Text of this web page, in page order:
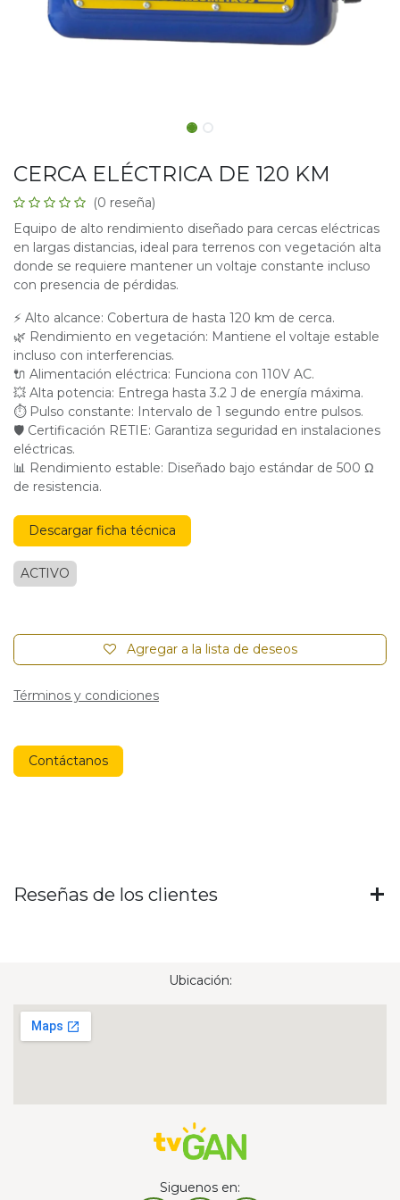
CERCA ELÉCTRICA DE 120 KM
(0 reseña)
Equipo de alto rendimiento diseñado para cercas eléctricas
en largas distancias, ideal para terrenos con vegetación alta
donde se requiere mantener un voltaje constante incluso
con presencia de pérdidas.
⚡ Alto alcance: Cobertura de hasta 120 km de cerca.
🌿 Rendimiento en vegetación: Mantiene el voltaje estable
incluso con interferencias.
🔌 Alimentación eléctrica: Funciona con 110V AC.
💥 Alta potencia: Entrega hasta 3.2 J de energía máxima.
⏱ Pulso constante: Intervalo de 1 segundo entre pulsos.
🛡 Certificación RETIE: Garantiza seguridad en instalaciones
eléctricas.
📊 Rendimiento estable: Diseñado bajo estándar de 500 Ω
de resistencia.
Descargar ficha técnica
ACTIVO
Agregar a la lista de deseos
Términos y condiciones
Contáctanos
Reseñas de los clientes
Ubicación:
Siguenos en: